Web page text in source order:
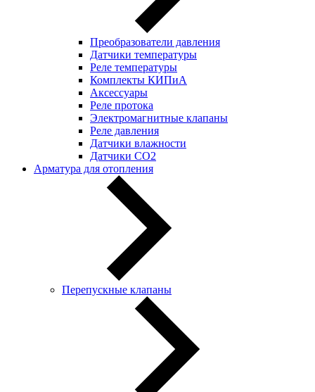
Преобразователи давления
Датчики температуры
Реле температуры
Комплекты КИПиА
Аксессуары
Реле протока
Электромагнитные клапаны
Реле давления
Датчики влажности
Датчики CO2
Арматура для отопления
Перепускные клапаны